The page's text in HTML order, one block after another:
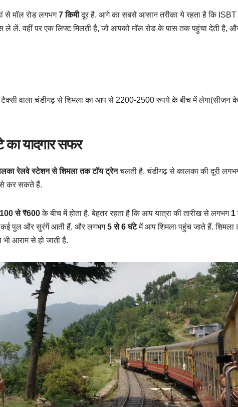
से मॉल रोड लगभग7 किमीदूर है. आगे का सबसे आसान तरीका ये रहता है कि
लें. वहीं पर एक लिफ्ट मिलती है, जो आपको मॉल रोड के पास तक पहुंचा देती है,
वाला चंडीगढ़ से शिमला का आप से 2200-2500 रुपये के बीच में लेगा(सीजन के
यादगार सफर
रेलवे स्टेशन से शिमला तक टॉय ट्रेनचलती है. चंडीगढ़ से कालका की दूरी
से कर सकते हैं.
से ₹600के बीच में होता है. बेहतर रहता है कि आप यात्रा की तारीख से लगभग 1
कई पुल और सुरंगें आती हैं, और लगभग5 से 6 घंटेमें आप शिमला पहुंच जाते हैं. शिमला
आराम से हो जाती है.